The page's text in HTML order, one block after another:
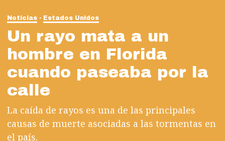
Noticias Estados Unidos
Un rayo mata a un
hombre en Florida
cuando paseaba por la
calle
La caída de rayos es una de las principales
causas de muerte asociadas a las tormentas en
el país.